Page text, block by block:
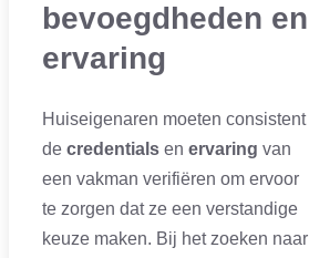
bevoegdheden en
ervaring
Huiseigenaren moeten consistent
de credentials en ervaring van
een vakman verifiëren om ervoor
te zorgen dat ze een verstandige
keuze maken. Bij het zoeken naar